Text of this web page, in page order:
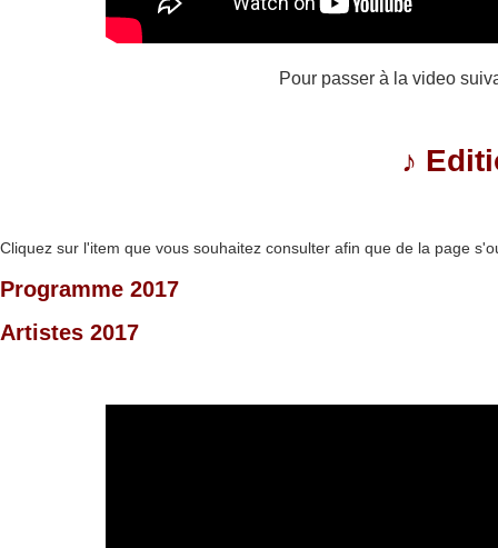
Pour passer à la video
♪
Cliquez sur l'item que vous souhaitez consulter afin que de la page
Programme 2017
Artistes 2017